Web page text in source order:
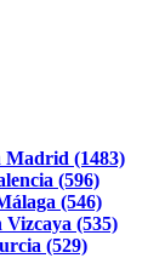
Madrid (1483)
(596)
(546)
Vizcaya (535)
(529)